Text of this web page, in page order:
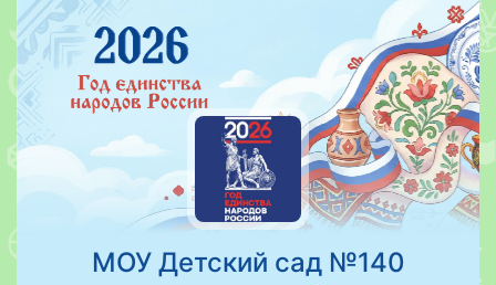
МОУ Детский сад №140